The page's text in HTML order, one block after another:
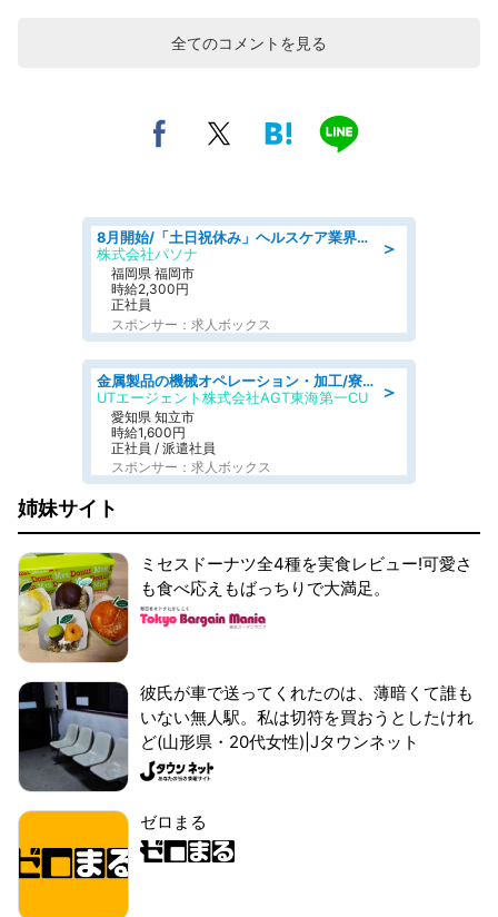
全てのコメントを見る
＞
8月開始/「土日祝休み」ヘルスケア業界の産業保健師/高時給/未経験OK/要資格:保健師、正看護師
株式会社パソナ
福岡県 福岡市
時給2,300円
正社員
スポンサー：求人ボックス
＞
金属製品の機械オペレーション・加工/寮完備/日払い/工場・製造
UTエージェント株式会社AGT東海第一CU
愛知県 知立市
時給1,600円
正社員 / 派遣社員
スポンサー：求人ボックス
姉妹サイト
ミセスドーナツ全4種を実食レビュー!可愛さ
も食べ応えもばっちりで大満足。
彼氏が車で送ってくれたのは、薄暗くて誰も
いない無人駅。私は切符を買おうとしたけれ
ど(山形県・20代女性)|Jタウンネット
ゼロまる